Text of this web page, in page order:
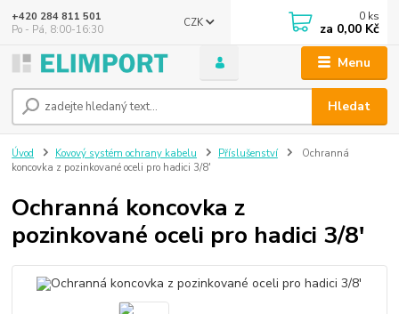
Menu
CZK
Hledat
+420 284 811 501
Po - Pá, 8:00-16:30
0 ks
za 0,00 Kč
Úvod Kovový systém ochrany kabelu Příslušenství
Ochranná
koncovka z pozinkované oceli pro hadici 3/8'
Ochranná koncovka z
pozinkované oceli pro hadici 3/8'